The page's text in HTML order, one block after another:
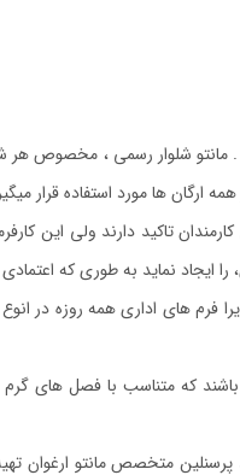
مانتو شلوار رسمی ، مخصوص
ارگان ها مورد استفاده قرار
را ایجاد نماید به طوری که
اداری همه روزه در انوع
موارد اولیه مورد استفاده شده در مانتو
متخصص مانتو ارغوان